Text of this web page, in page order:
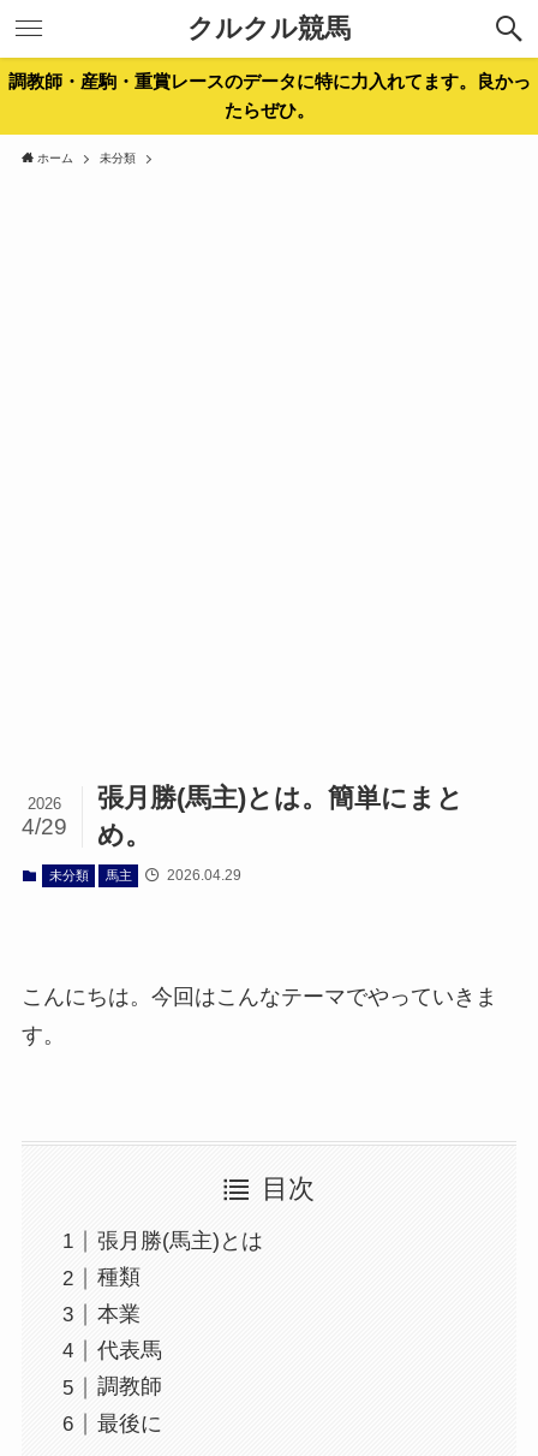
クルクル競馬
調教師・産駒・重賞レースのデータに特に力入れてます。良かっ
たらぜひ。
ホーム 未分類
張月勝(馬主)とは。簡単にまと
め。
2026
4/29
未分類 馬主 2026.04.29
こんにちは。今回はこんなテーマでやっていきま
す。
目次
張月勝(馬主)とは
種類
本業
代表馬
調教師
最後に